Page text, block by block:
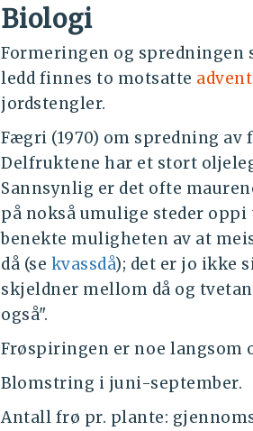
Biologi
Formeringen og spredningen
ledd finnes to motsatte
jordstengler.
Fægri (1970) om spredning
Delfruktene har et stort
Sannsynlig er det ofte
på nokså umulige steder
benekte muligheten av at
då (se kvassdå); det er jo ikke
skjeldner mellom då og
også".
Frøspiringen er noe langsom
Blomstring i juni-september.
Antall frø pr. plante: